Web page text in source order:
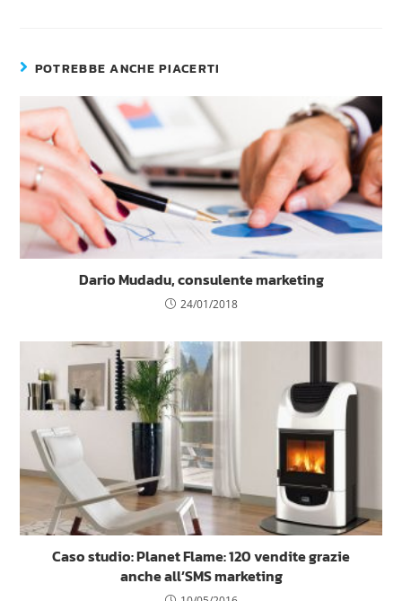
POTREBBE ANCHE PIACERTI
Dario Mudadu, consulente marketing
24/01/2018
Caso studio: Planet Flame: 120 vendite grazie
anche all’SMS marketing